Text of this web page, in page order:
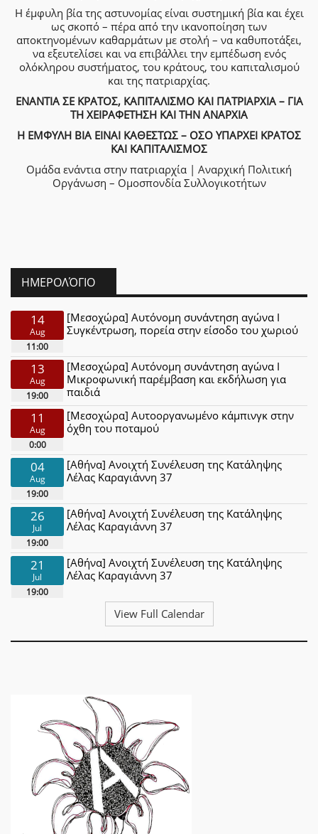
Η έμφυλη βία της αστυνομίας είναι συστημική βία και έχει
ως σκοπό – πέρα από την ικανοποίηση των
αποκτηνομένων καθαρμάτων με στολή – να καθυποτάξει,
να εξευτελίσει και να επιβάλλει την εμπέδωση ενός
ολόκληρου συστήματος, του κράτους, του καπιταλισμού
και της πατριαρχίας.
ΕΝΑΝΤΙΑ ΣΕ ΚΡΑΤΟΣ, ΚΑΠΙΤΑΛΙΣΜΟ ΚΑΙ ΠΑΤΡΙΑΡΧΙΑ – ΓΙΑ
ΤΗ ΧΕΙΡΑΦΕΤΗΣΗ ΚΑΙ ΤΗΝ ΑΝΑΡΧΙΑ
Η ΕΜΦΥΛΗ ΒΙΑ ΕΙΝΑΙ ΚΑΘΕΣΤΩΣ – ΟΣΟ ΥΠΑΡΧΕΙ ΚΡΑΤΟΣ
ΚΑΙ ΚΑΠΙΤΑΛΙΣΜΟΣ
Ομάδα ενάντια στην πατριαρχία | Αναρχική Πολιτική
Οργάνωση – Ομοσπονδία Συλλογικοτήτων
ΗΜΕΡΟΛΌΓΙΟ
14
Aug
11:00
[Μεσοχώρα] Αυτόνομη συνάντηση αγώνα Ι
Συγκέντρωση, πορεία στην είσοδο του χωριού
13
Aug
19:00
[Μεσοχώρα] Αυτόνομη συνάντηση αγώνα Ι
Μικροφωνική παρέμβαση και εκδήλωση για
παιδιά
11
Aug
0:00
[Μεσοχώρα] Αυτοοργανωμένο κάμπινγκ στην
όχθη του ποταμού
04
Aug
19:00
[Αθήνα] Ανοιχτή Συνέλευση της Κατάληψης
Λέλας Καραγιάννη 37
26
Jul
19:00
[Αθήνα] Ανοιχτή Συνέλευση της Κατάληψης
Λέλας Καραγιάννη 37
21
Jul
19:00
[Αθήνα] Ανοιχτή Συνέλευση της Κατάληψης
Λέλας Καραγιάννη 37
View Full Calendar